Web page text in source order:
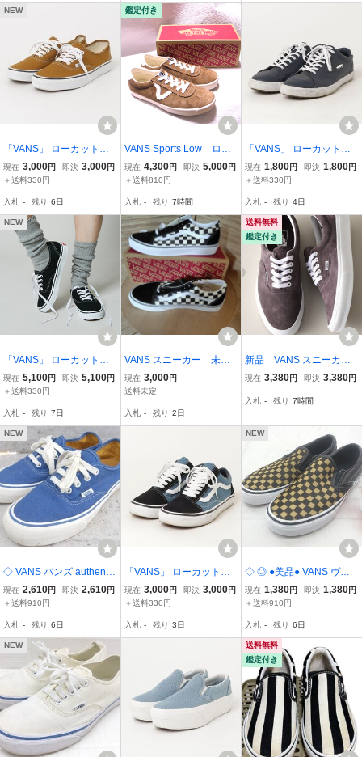
NEW
「VANS」 ローカットス
ニーカー 25.5cm ブラウ
ン レディース
現在 3,000円 即決 3,000円
＋送料330円
入札 - 残り 6日
鑑定付き
VANS Sports Low ロー
カットスニーカー【新同
品】23cm ブラウン レ
現在 4,300円 即決 5,000円
＋送料810円
入札 - 残り 7時間
「VANS」 ローカットス
ニーカー 25cm ネイビー
レディース
現在 1,800円 即決 1,800円
＋送料330円
入札 - 残り 4日
NEW
「VANS」 ローカットス
ニーカー 24cm ブラック
レディース
現在 5,100円 即決 5,100円
＋送料330円
入札 - 残り 7日
VANS スニーカー 未使
用 26.0cm
現在 3,000円
送料未定
入札 - 残り 2日
送料無料
鑑定付き
新品 VANS スニーカー
ERA スエード 23ｃ
革 バンズ シンプル
現在 3,380円 即決 3,380円
入札 - 残り 7時間
NEW
◇ VANS バンズ authentic
オーセンティック スニー
カー シューズ 24ｃｍ ブ
現在 2,610円 即決 2,610円
＋送料910円
入札 - 残り 6日
「VANS」 ローカットス
ニーカー 25cm ブルー レ
ディース
現在 3,000円 即決 3,000円
＋送料330円
入札 - 残り 3日
NEW
◇ ◎ ●美品● VANS ヴァ
ンズ タグ付き チェック
スリッポン シューズ サイ
ュ レディース P
現在 1,380円 即決 1,380円
＋送料910円
入札 - 残り 6日
NEW
送料無料
鑑定付き